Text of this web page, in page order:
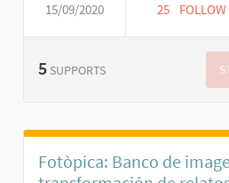
15/09/2020 25 FOLLOW
5 SUPPORTS
Fotòpica: Banco de